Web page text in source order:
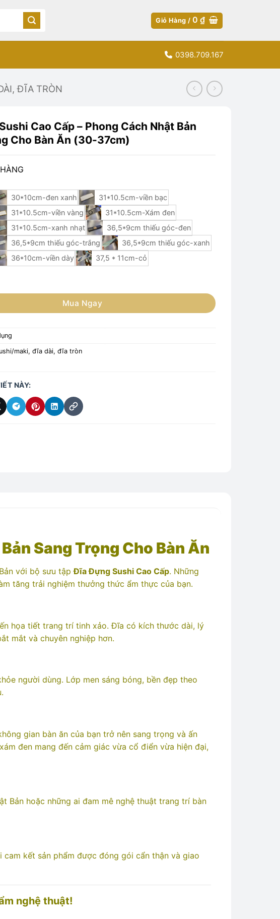
Giỏ Hàng / 0₫
0398.709.167
ĐĨA TRÒN
Cao Cấp – Phong Cách Nhật Bản
Cho Bàn Ăn (30-37cm)
30*10cm-đen xanh
31*10.5cm-viền bạc
31*10.5cm-viền vàng
31*10.5cm-Xám đen
31*10.5cm-xanh nhạt
36,5*9cm thiếu góc-đen
36,5*9cm thiếu góc-trắng
36,5*9cm thiếu góc-xanh
36*10cm-viền dày
37,5 * 11cm-cỏ
Cao Cấp – Phong Cách Nhật Bản Sang Trọng Cho Bàn Ăn (30-37cm) số lượng
Mua Ngay
maki, đĩa dài, đĩa tròn
NÀY:
Sang Trọng Cho Bàn Ăn
với bộ sưu tậpĐĩa Đựng Sushi Cao Cấp. Những
tăng trải nghiệm thưởng thức ẩm thực của bạn.
họa tiết trang trí tinh xảo. Đĩa có kích thước dài, lý
mắt và chuyên nghiệp hơn.
người dùng. Lớp men sáng bóng, bền đẹp theo
gian bàn ăn của bạn trở nên sang trọng và ấn
đen mang đến cảm giác vừa cổ điển vừa hiện đại,
Bản hoặc những ai đam mê nghệ thuật trang trí bàn
kết sản phẩm được đóng gói cẩn thận và giao
nghệ thuật!